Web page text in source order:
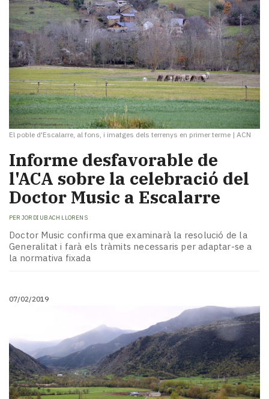
El poble d'Escalarre, al fons, i imatges dels terrenys en primer terme | ACN
Informe desfavorable de
l'ACA sobre la celebració del
Doctor Music a Escalarre
PER JORDI UBACH LLORENS
Doctor Music confirma que examinarà la resolució de la
Generalitat i farà els tràmits necessaris per adaptar-se a
la normativa fixada
07/02/2019